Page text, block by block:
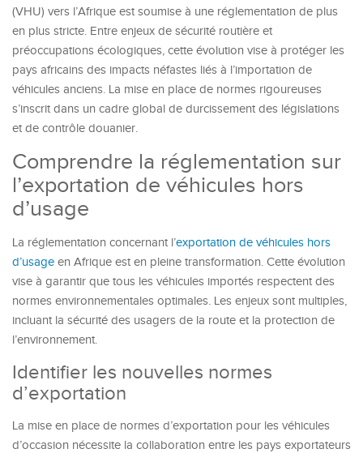
(VHU) vers l’Afrique est soumise à une réglementation de plus
en plus stricte. Entre enjeux de sécurité routière et
préoccupations écologiques, cette évolution vise à protéger les
pays africains des impacts néfastes liés à l’importation de
véhicules anciens. La mise en place de normes rigoureuses
s’inscrit dans un cadre global de durcissement des législations
et de contrôle douanier.
Comprendre la réglementation sur
l’exportation de véhicules hors
d’usage
La réglementation concernant l’exportation de véhicules hors
d’usage en Afrique est en pleine transformation. Cette évolution
vise à garantir que tous les véhicules importés respectent des
normes environnementales optimales. Les enjeux sont multiples,
incluant la sécurité des usagers de la route et la protection de
l’environnement.
Identifier les nouvelles normes
d’exportation
La mise en place de normes d’exportation pour les véhicules
d’occasion nécessite la collaboration entre les pays exportateurs